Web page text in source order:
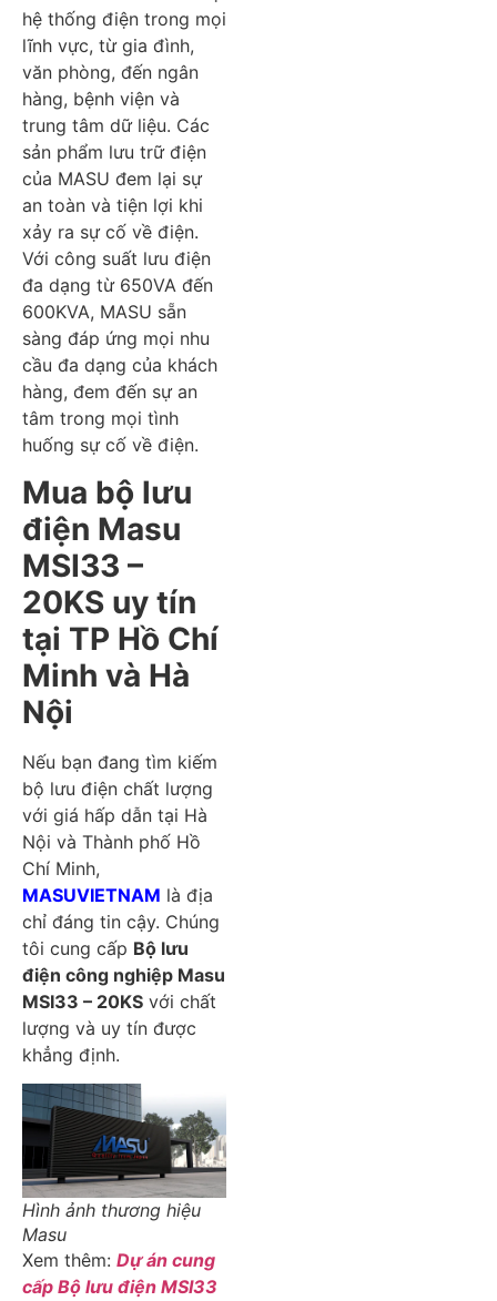
hệ thống điện trong mọi
lĩnh vực, từ gia đình,
văn phòng, đến ngân
hàng, bệnh viện và
trung tâm dữ liệu. Các
sản phẩm lưu trữ điện
của MASU đem lại sự
an toàn và tiện lợi khi
xảy ra sự cố về điện.
Với công suất lưu điện
đa dạng từ 650VA đến
600KVA, MASU sẵn
sàng đáp ứng mọi nhu
cầu đa dạng của khách
hàng, đem đến sự an
tâm trong mọi tình
huống sự cố về điện.
Mua bộ lưu
điện Masu
MSI33 –
20KS uy tín
tại TP Hồ Chí
Minh và Hà
Nội
Nếu bạn đang tìm kiếm
bộ lưu điện chất lượng
với giá hấp dẫn tại Hà
Nội và Thành phố Hồ
Chí Minh,
MASUVIETNAM là địa
chỉ đáng tin cậy. Chúng
tôi cung cấp Bộ lưu
điện công nghiệp Masu
MSI33 – 20KS với chất
lượng và uy tín được
khẳng định.
Hình ảnh thương hiệu
Masu
Xem thêm: Dự án cung
cấp Bộ lưu điện MSI33